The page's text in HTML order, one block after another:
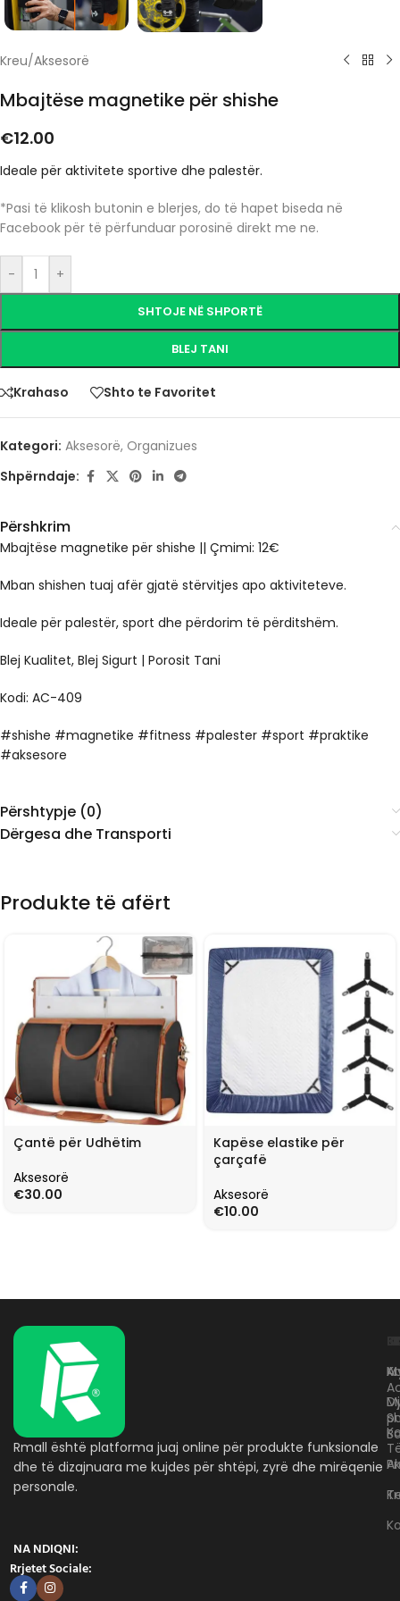
Kreu/Aksesorë
Mbajtëse magnetike për shishe
€12.00
Ideale për aktivitete sportive dhe palestër.
*Pasi të klikosh butonin e blerjes, do të hapet biseda në
Facebook për të përfunduar porosinë direkt me ne.
- +
SHTOJE NË SHPORTË
BLEJ TANI
Krahaso Shto te Favoritet
Kategori: Aksesorë, Organizues
Shpërndaje:
Përshkrim
Mbajtëse magnetike për shishe || Çmimi: 12€
Mban shishen tuaj afër gjatë stërvitjes apo aktiviteteve.
Ideale për palestër, sport dhe përdorim të përditshëm.
Blej Kualitet, Blej Sigurt | Porosit Tani
Kodi: AC-409
#shishe #magnetike #fitness #palester #sport #praktike
#aksesore
Përshtypje (0)
Dërgesa dhe Transporti
Produkte të afërt
Çantë për Udhëtim
Aksesorë
€30.00
Kapëse elastike për
çarçafë
Aksesorë
€10.00
Rmall është platforma juaj online për produkte funksionale
dhe të dizajnuara me kujdes për shtëpi, zyrë dhe mirëqenie
personale.
NA NDIQNI:
Rrjetet Sociale: